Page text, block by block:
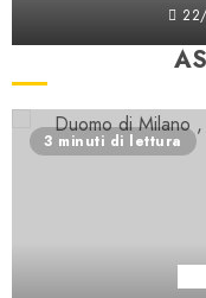
3 minuti di lettura